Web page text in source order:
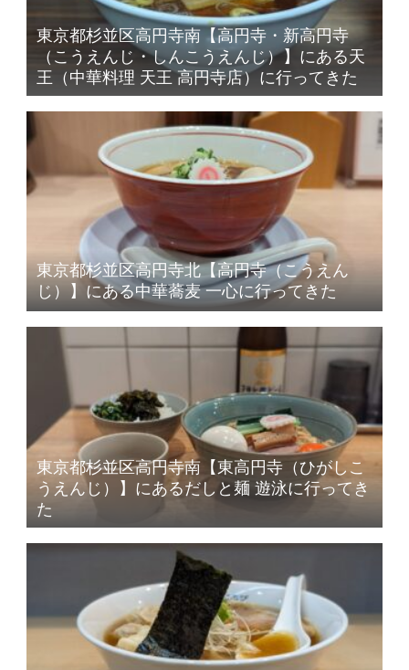
東京都杉並区高円寺南【高円寺・新高円寺
（こうえんじ・しんこうえんじ）】にある天
王（中華料理 天王 高円寺店）に行ってきた
東京都杉並区高円寺北【高円寺（こうえん
じ）】にある中華蕎麦 一心に行ってきた
東京都杉並区高円寺南【東高円寺（ひがしこ
うえんじ）】にあるだしと麺 遊泳に行ってき
た